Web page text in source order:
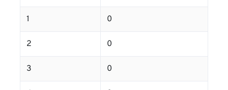
1 0
2 0
3 0